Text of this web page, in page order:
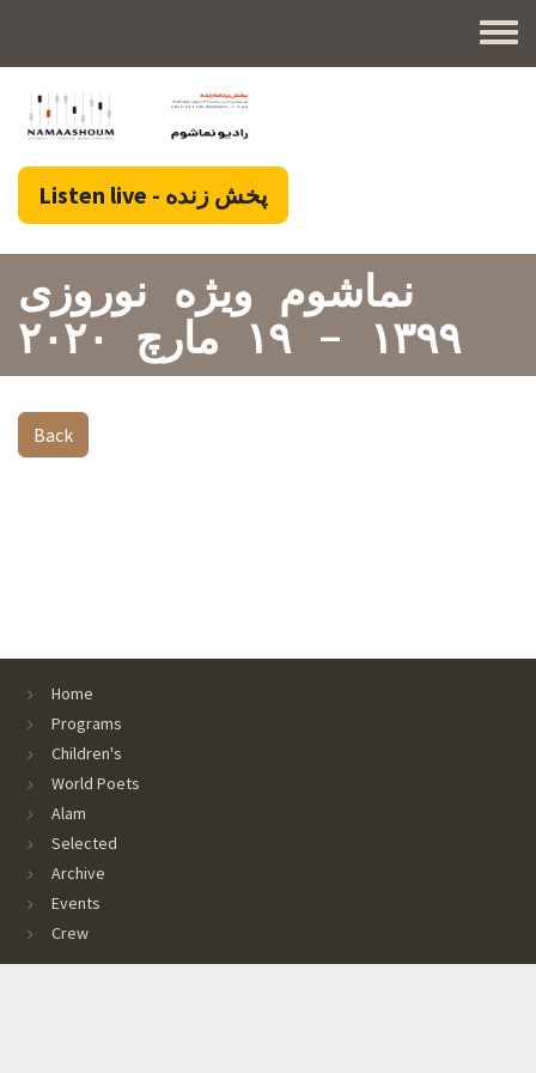
پخش زنده - Listen live
نماشوم ویژه نوروزی
۱۳۹۹ - ۱۹ مارچ ۲۰۲۰
Back
Home
Programs
Children's
World Poets
Alam
Selected
Archive
Events
Crew